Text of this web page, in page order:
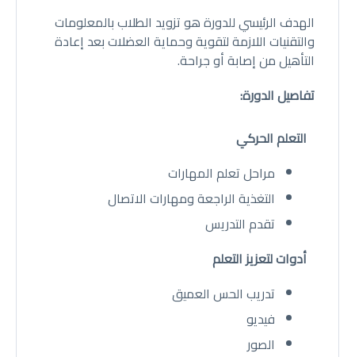
الهدف الرئيسي للدورة هو تزويد الطلاب بالمعلومات
والتقنيات اللازمة لتقوية وحماية العضلات بعد إعادة
التأهيل من إصابة أو جراحة.
تفاصيل الدورة:
التعلم الحركي
مراحل تعلم المهارات
التغذية الراجعة ومهارات الاتصال
تقدم التدريس
أدوات لتعزيز التعلم
تدريب الحس العميق
فيديو
الصور